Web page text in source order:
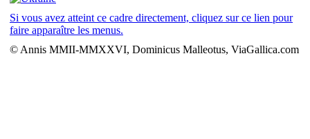
Si vous avez atteint ce cadre directement, cliquez sur ce lien pour
faire apparaître les menus.
© Annis MMII-MMXXVI, Dominicus Malleotus, ViaGallica.com